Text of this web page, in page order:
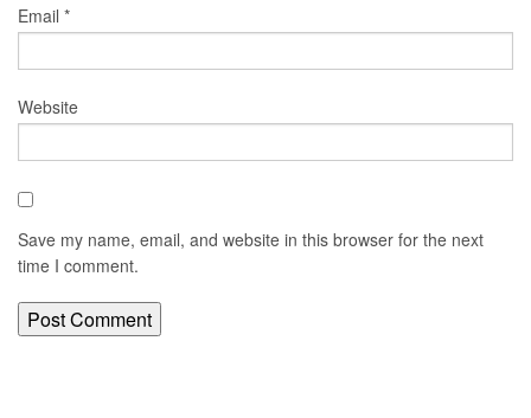
Email *
Website
Save my name, email, and website in this browser for the next
time I comment.